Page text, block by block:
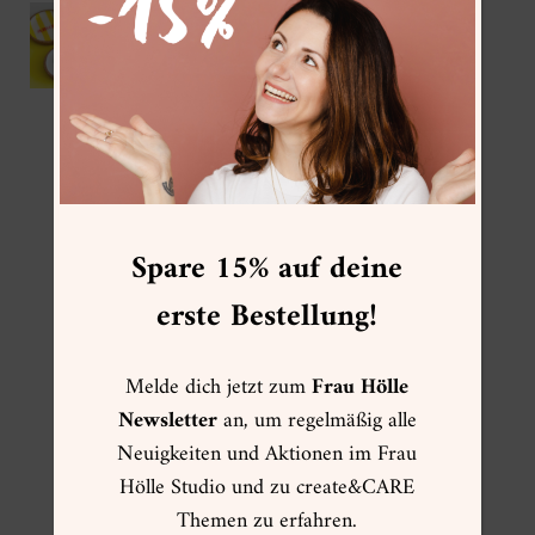
IKEA Hack – DIY Korkuntersetzer mit
Gießpulver
FOLGE MIR
FRAU HÖLLE ONLINESHOP
☀ Sommer ☀
Muttertag
Kartenwelt
Spare 15% auf deine
erste Bestellung!
Melde dich jetzt zumFrau Hölle
Newsletteran, um regelmäßig alle
Neuigkeiten und Aktionen im Frau
Hölle Studio und zu create&CARE
Themen zu erfahren.